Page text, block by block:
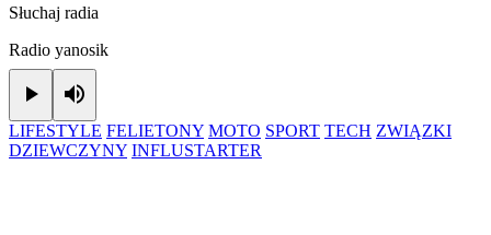
Słuchaj radia
Radio yanosik
Play
LIFESTYLE FELIETONY MOTO SPORT TECH ZWIĄZKI
DZIEWCZYNY INFLUSTARTER